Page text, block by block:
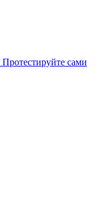
Протестируйте сами